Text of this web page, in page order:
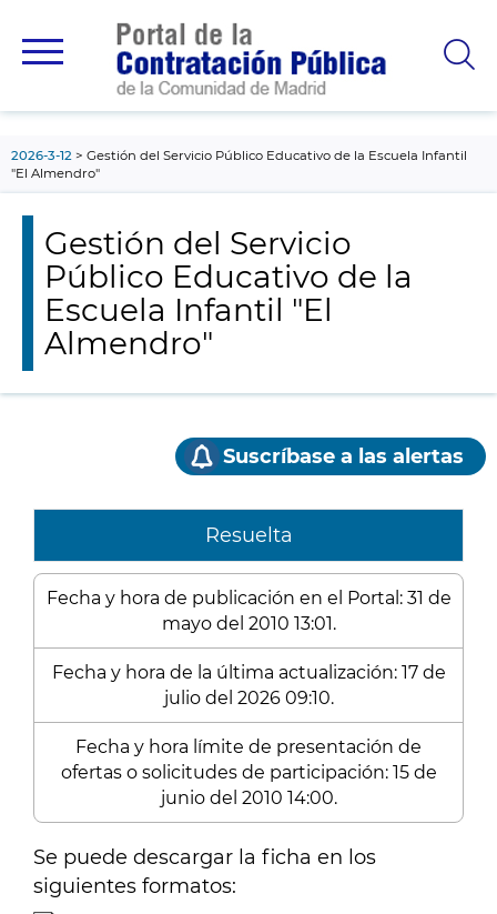
principal
2026-3-12
Gestión del Servicio Público Educativo de la Escuela Infantil
"El Almendro"
Gestión del Servicio
Público Educativo de la
Escuela Infantil "El
Almendro"
Suscríbase a las alertas
Resuelta
Fecha y hora de publicación en el Portal: 31 de
mayo del 2010 13:01.
Fecha y hora de la última actualización: 17 de
julio del 2026 09:10.
Fecha y hora límite de presentación de
ofertas o solicitudes de participación: 15 de
junio del 2010 14:00.
Se puede descargar la ficha en los
siguientes formatos: